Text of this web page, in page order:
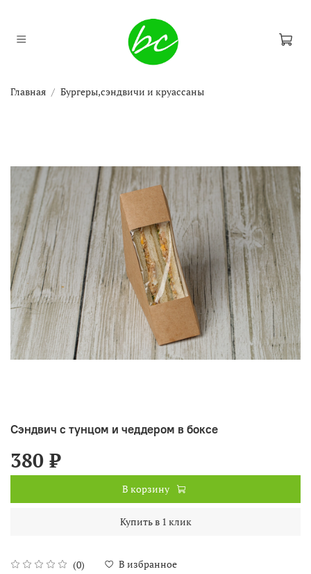
Главная Бургеры,сэндвичи и круассаны
Сэндвич с тунцом и чеддером в боксе
(0) В избранное
380 ₽
В корзину
Купить в 1 клик